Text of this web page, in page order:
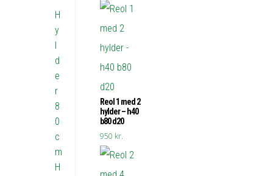
Reol 1 med 2
hylder – h40
b80 d20
950 kr.
H
y
l
d
e
r
8
0
c
m
H